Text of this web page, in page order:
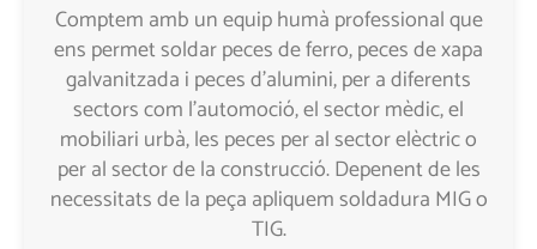
Comptem amb un equip humà professional que
ens permet soldar peces de ferro, peces de xapa
galvanitzada i peces d’alumini, per a diferents
sectors com l’automoció, el sector mèdic, el
mobiliari urbà, les peces per al sector elèctric o
per al sector de la construcció. Depenent de les
necessitats de la peça apliquem soldadura MIG o
TIG.